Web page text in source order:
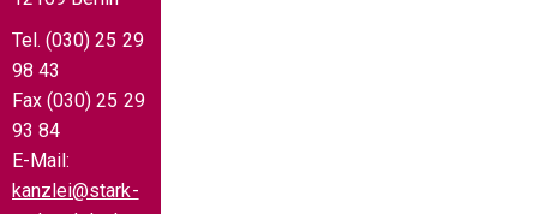
Tel. (030) 25 29
98 43
Fax (030) 25 29
93 84
E-Mail:
kanzlei@stark-